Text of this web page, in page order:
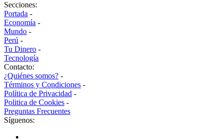
Secciones:
Portada -
Economía -
Mundo -
Perú -
Tu Dinero -
Tecnología
Contacto:
¿Quiénes somos? -
Términos y Condiciones -
Política de Privacidad -
Politica de Cookies -
Preguntas Frecuentes
Síguenos: